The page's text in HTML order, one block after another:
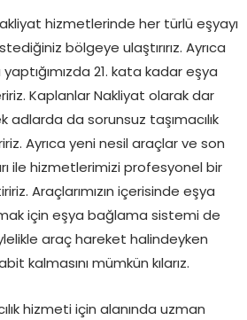
hizmetlerinde her türlü eşyayı
bölgeye ulaştırırız. Ayrıca
21. kata kadar eşya
Kaplanlar Nakliyat olarak dar
adlarda da sorunsuz taşımacılık
Ayrıca yeni nesil araçlar ve son
ile hizmetlerimizi profesyonel bir
Araçlarımızın içerisinde eşya
için eşya bağlama sistemi de
araç hareket halindeyken
kalmasını mümkün kılarız.
hizmeti için alanında uzman